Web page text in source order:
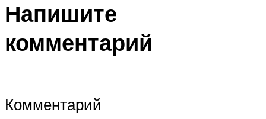
Напишите
комментарий
Комментарий